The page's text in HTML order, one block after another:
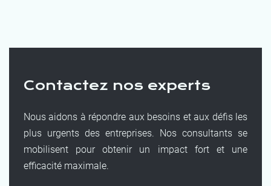
Contactez nos experts
Nous aidons à répondre aux besoins et aux défis les
plus urgents des entreprises. Nos consultants se
mobilisent pour obtenir un impact fort et une
efficacité maximale.